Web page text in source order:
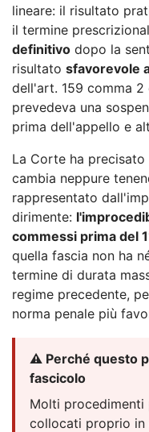
lineare: il risultato
il termine
definitivo dopo la
risultato sfavorevole
dell'art. 159 comma 2
prevedeva una
prima dell'appello e
La Corte ha
cambia neppure
rappresentato
dirimente:
commessi prima del
quella fascia non ha
termine di durata
regime precedente,
norma penale più
⚠️ Perché questo
fascicolo
Molti
collocati proprio in